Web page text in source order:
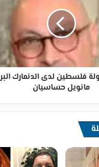
فلسطين لدى الدنمارك
مانويل حساسيان